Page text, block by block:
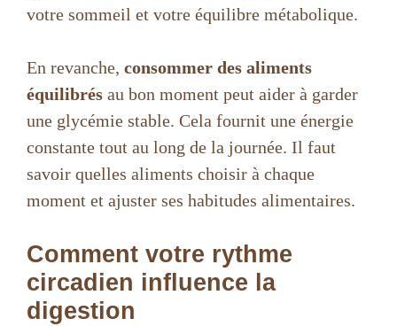
votre sommeil et votre équilibre métabolique.
En revanche, consommer des aliments
équilibrés au bon moment peut aider à garder
une glycémie stable. Cela fournit une énergie
constante tout au long de la journée. Il faut
savoir quelles aliments choisir à chaque
moment et ajuster ses habitudes alimentaires.
Comment votre rythme
circadien influence la
digestion